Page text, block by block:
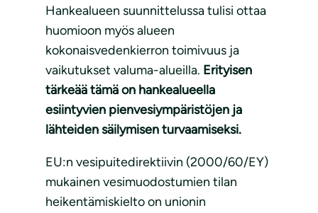
Hankealueen suunnittelussa tulisi ottaa
huomioon myös alueen
kokonaisvedenkierron toimivuus ja
vaikutukset valuma-alueilla. Erityisen
tärkeää tämä on hankealueella
esiintyvien pienvesiympäristöjen ja
lähteiden säilymisen turvaamiseksi.
EU:n vesipuitedirektiivin (2000/60/EY)
mukainen vesimuodostumien tilan
heikentämiskielto on unionin